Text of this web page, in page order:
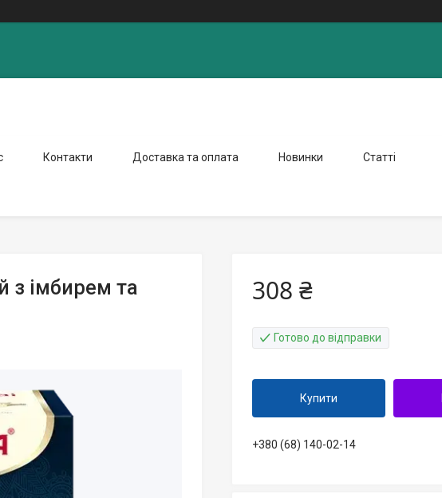
Контакти Доставка та оплата Новинки Статті
з імбирем та
308 ₴
Готово до відправки
Купити
+380 (68) 140-02-14